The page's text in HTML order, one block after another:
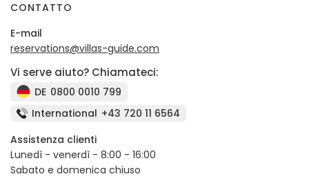
CONTATTO
E-mail
reservations@villas-guide.com
Vi serve aiuto? Chiamateci:
DE 0800 0010 799
International +43 720 11 6564
Assistenza clienti
Lunedì - venerdì - 8:00 - 16:00
Sabato e domenica chiuso